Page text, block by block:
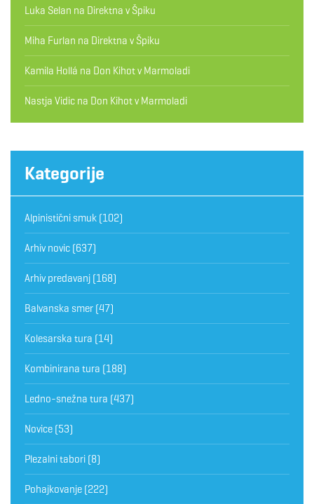
Luka Selan na Direktna v Špiku
Miha Furlan na Direktna v Špiku
Kamila Hollá na Don Kihot v Marmoladi
Nastja Vidic na Don Kihot v Marmoladi
Kategorije
Alpinistični smuk (102)
Arhiv novic (637)
Arhiv predavanj (168)
Balvanska smer (47)
Kolesarska tura (14)
Kombinirana tura (188)
Ledno-snežna tura (437)
Novice (53)
Plezalni tabori (8)
Pohajkovanje (222)